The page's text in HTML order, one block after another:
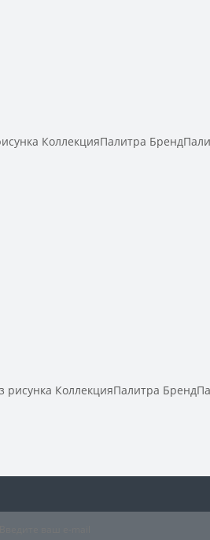
КоллекцияПалитра
КоллекцияПалитра